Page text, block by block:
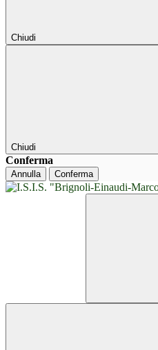
Chiudi
Chiudi
Conferma
Annulla Conferma